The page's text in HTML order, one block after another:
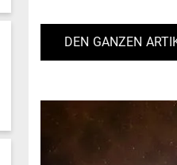
DEN GANZEN